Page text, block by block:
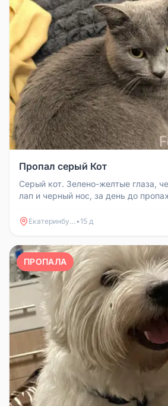
Пропал серый Кот
Серый кот. Зелено-желтые глаза,
лап и черный нос, за день до
Екатеринбург•15 д
ПРОПАЛА